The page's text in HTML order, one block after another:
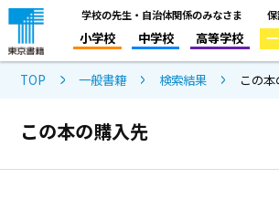
学校の先生・自治体関係のみなさま
小学校 中学校 高等学校
TOP 一般書籍 検索結果 この
この本の購入先